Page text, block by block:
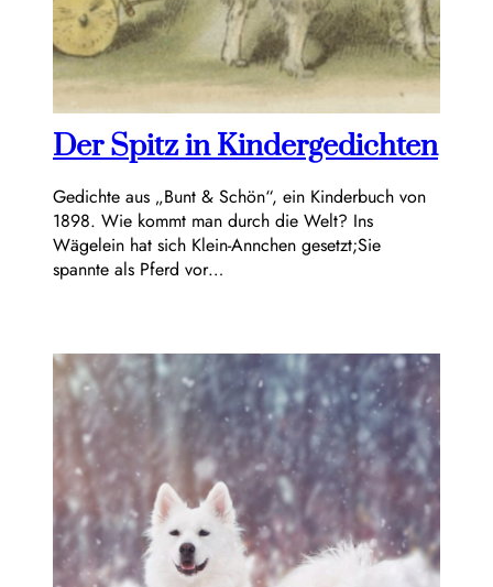
Der Spitz in Kindergedichten
Gedichte aus „Bunt & Schön“, ein Kinderbuch von
1898. Wie kommt man durch die Welt? Ins
Wägelein hat sich Klein-Annchen gesetzt;Sie
spannte als Pferd vor…